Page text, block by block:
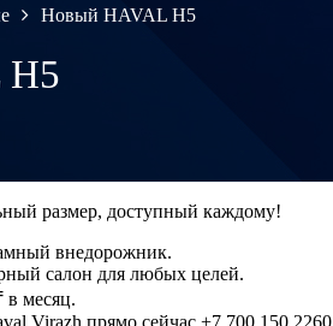
Новый HAVAL H5
размер, доступный каждому!
внедорожник.
салон для любых целей.
в месяц.
Virazh прямо сейчас +7 700 150 2260